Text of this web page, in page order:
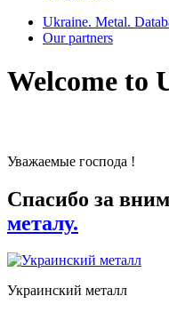
Ukraine. Metal.
Our partners
Welcome to
Уважаемые господа !
Спасибо за
металу.
Украинский металл